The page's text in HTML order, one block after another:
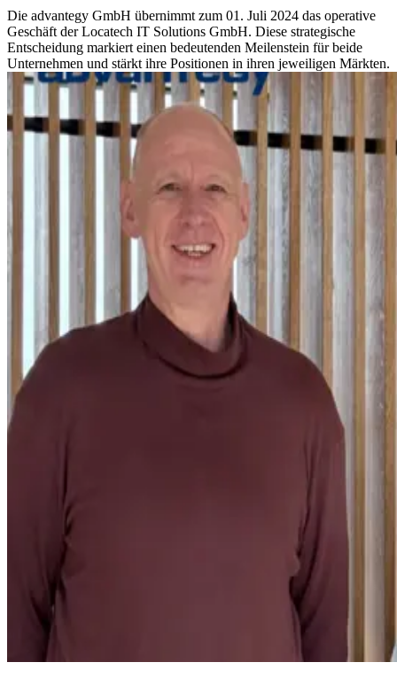
Die advantegy GmbH übernimmt zum 01. Juli 2024 das operative
Geschäft der Locatech IT Solutions GmbH. Diese strategische
Entscheidung markiert einen bedeutenden Meilenstein für beide
Unternehmen und stärkt ihre Positionen in ihren jeweiligen Märkten.